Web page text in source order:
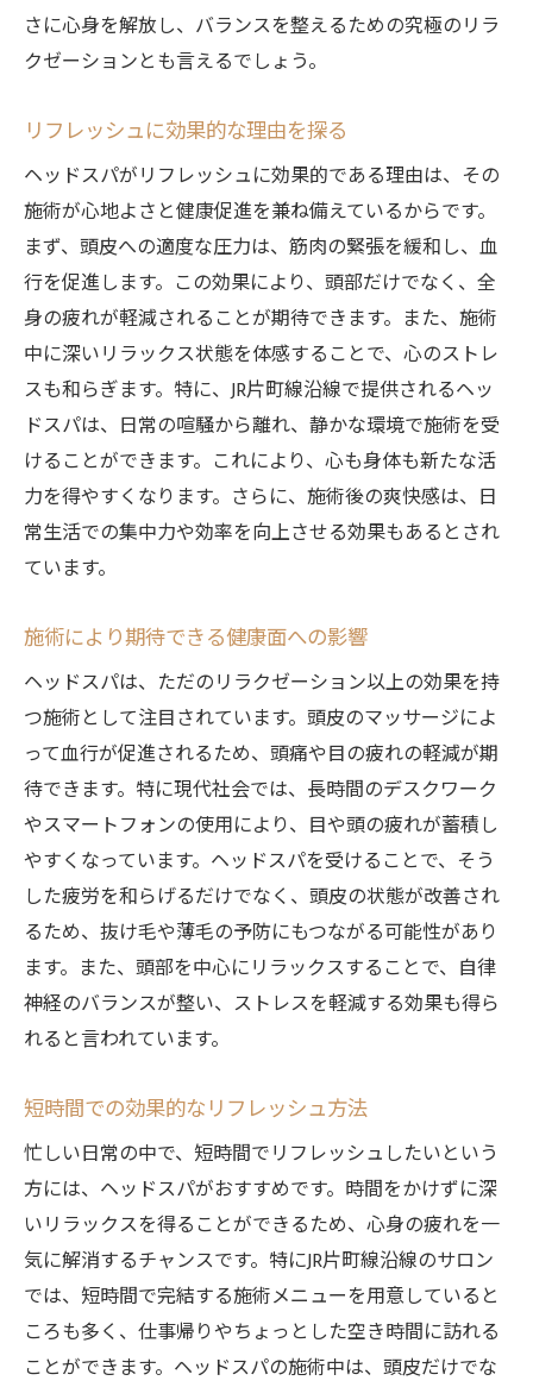
さに心身を解放し、バランスを整えるための究極のリラ
クゼーションとも言えるでしょう。
リフレッシュに効果的な理由を探る
ヘッドスパがリフレッシュに効果的である理由は、その
施術が心地よさと健康促進を兼ね備えているからです。
まず、頭皮への適度な圧力は、筋肉の緊張を緩和し、血
行を促進します。この効果により、頭部だけでなく、全
身の疲れが軽減されることが期待できます。また、施術
中に深いリラックス状態を体感することで、心のストレ
スも和らぎます。特に、JR片町線沿線で提供されるヘッ
ドスパは、日常の喧騒から離れ、静かな環境で施術を受
けることができます。これにより、心も身体も新たな活
力を得やすくなります。さらに、施術後の爽快感は、日
常生活での集中力や効率を向上させる効果もあるとされ
ています。
施術により期待できる健康面への影響
ヘッドスパは、ただのリラクゼーション以上の効果を持
つ施術として注目されています。頭皮のマッサージによ
って血行が促進されるため、頭痛や目の疲れの軽減が期
待できます。特に現代社会では、長時間のデスクワーク
やスマートフォンの使用により、目や頭の疲れが蓄積し
やすくなっています。ヘッドスパを受けることで、そう
した疲労を和らげるだけでなく、頭皮の状態が改善され
るため、抜け毛や薄毛の予防にもつながる可能性があり
ます。また、頭部を中心にリラックスすることで、自律
神経のバランスが整い、ストレスを軽減する効果も得ら
れると言われています。
短時間での効果的なリフレッシュ方法
忙しい日常の中で、短時間でリフレッシュしたいという
方には、ヘッドスパがおすすめです。時間をかけずに深
いリラックスを得ることができるため、心身の疲れを一
気に解消するチャンスです。特にJR片町線沿線のサロン
では、短時間で完結する施術メニューを用意していると
ころも多く、仕事帰りやちょっとした空き時間に訪れる
ことができます。ヘッドスパの施術中は、頭皮だけでな